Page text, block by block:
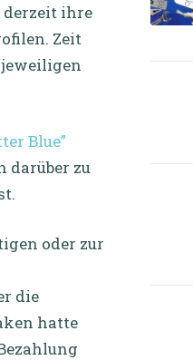
derzeit ihre
Zeit
Blue”
darüber zu
oder zur
die
hatte